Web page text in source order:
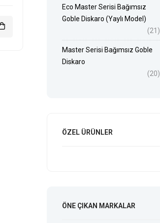
Eco Master Serisi Bağımsız
Goble Diskaro (Yaylı Model)
(21)
Master Serisi Bağımsız Goble
Diskaro
(20)
ÖZEL ÜRÜNLER
ÖNE ÇIKAN MARKALAR